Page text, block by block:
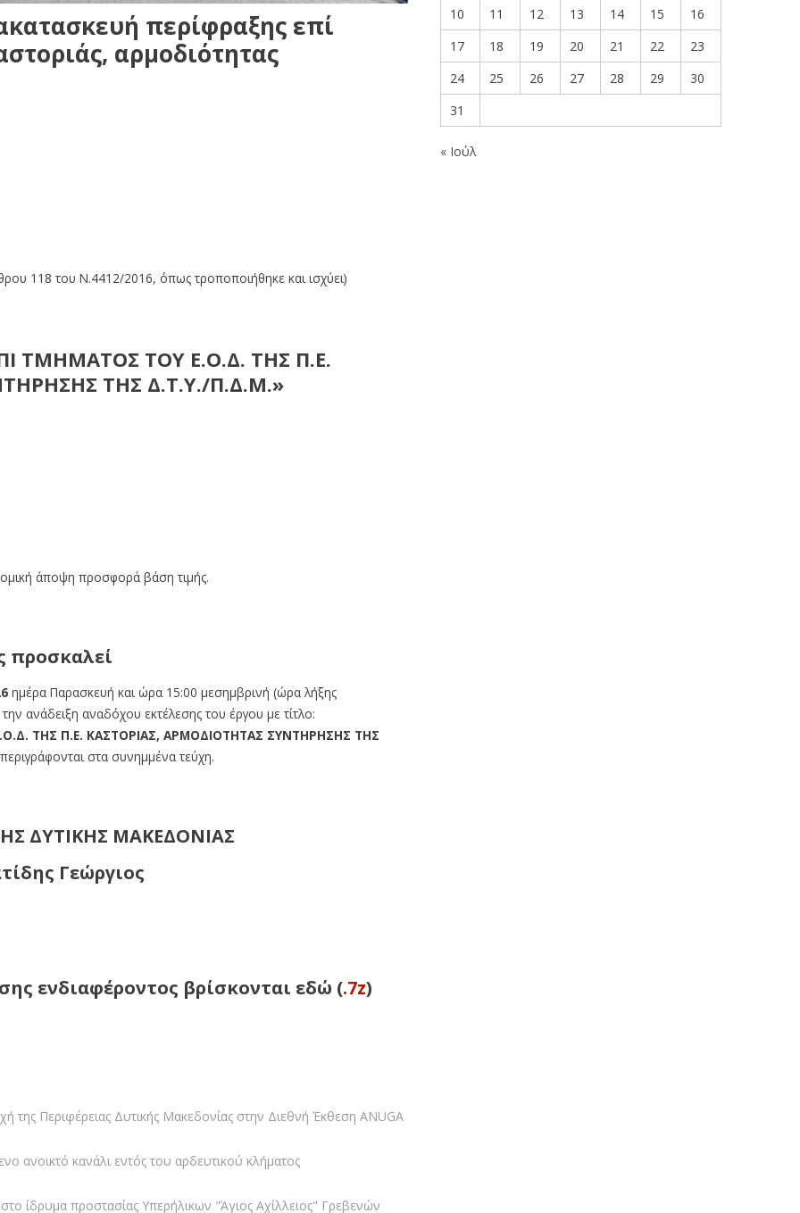
περίφραξης επί
αρμοδιότητας
118 του Ν.4412/2016, όπως τροποποιήθηκε και ισχύει)
ΤΜΗΜΑΤΟΣ ΤΟΥ Ε.Ο.Δ. ΤΗΣ Π.Ε.
ΤΗΣ Δ.Τ.Υ./Π.Δ.Μ.»
άποψη προσφορά βάση τιμής.
προσκαλεί
ημέρα Παρασκευή και ώρα 15:00 μεσημβρινή (ώρα λήξης
ανάδειξη αναδόχου εκτέλεσης του έργου με τίτλο:
ΤΗΣ Π.Ε. ΚΑΣΤΟΡΙΑΣ, ΑΡΜΟΔΙΟΤΗΤΑΣ ΣΥΝΤΗΡΗΣΗΣ ΤΗΣ
στα συνημμένα τεύχη.
ΔΥΤΙΚΗΣ ΜΑΚΕΔΟΝΙΑΣ
Γεώργιος
ενδιαφέροντος βρίσκονται εδώ (.7z)
Περιφέρειας Δυτικής Μακεδονίας στην Διεθνή Έκθεση ANUGA
ανοικτό κανάλι εντός του αρδευτικού κλήματος
ίδρυμα προστασίας Υπερήλικων "Άγιος Αχίλλειος" Γρεβενών
10
11 12 13 14 15
16
17
18 19 20 21 22
23
24
25 26 27 28 29
30
31
« Ιούλ